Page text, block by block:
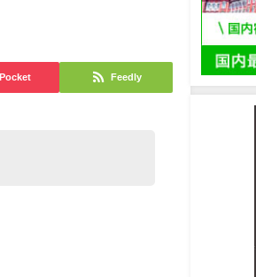
Pocket Feedly